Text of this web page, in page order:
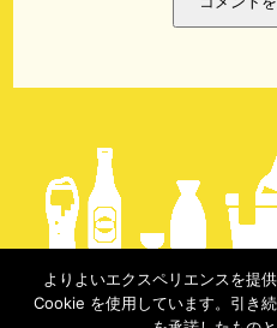
よりよいエクスペリエンスを提
Cookie を使用しています。引き